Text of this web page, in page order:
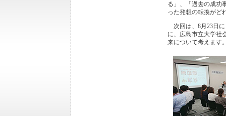
る」、「過去の成功
った発想の転換がど
次回は、8月23日
に、広島市立大学社
来について考えます